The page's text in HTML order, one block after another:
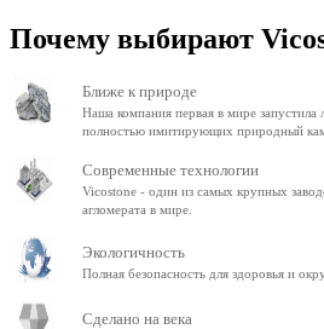
Почему выбирают
Ближе к природе
Наша компания первая в мире запустила
полностью имитирующих природный
Современные технологии
Vicostone - один из самых крупных
агломерата в мире.
Экологичность
Полная безопасность для здоровья и
Сделано на века